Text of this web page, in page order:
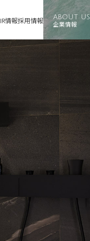
IR情報採用情報 ABOUT US
企業情報